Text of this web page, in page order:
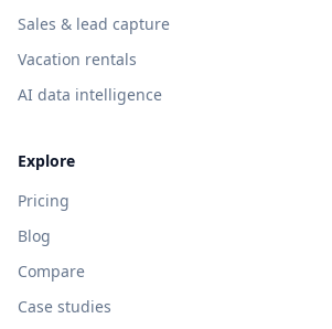
Sales & lead capture
Vacation rentals
AI data intelligence
Explore
Pricing
Blog
Compare
Case studies